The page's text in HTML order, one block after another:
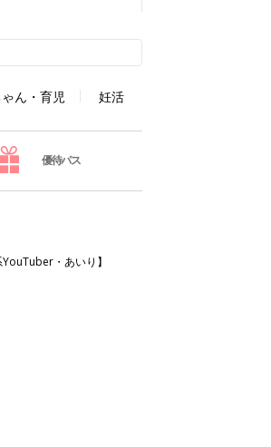
ん・育児 妊活
優待パス
・あいり】